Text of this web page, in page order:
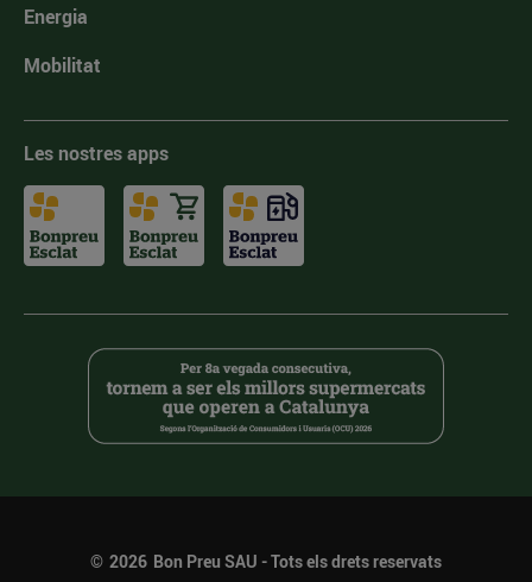
Energia
Mobilitat
Les nostres apps
© 2026 Bon Preu SAU - Tots els drets reservats